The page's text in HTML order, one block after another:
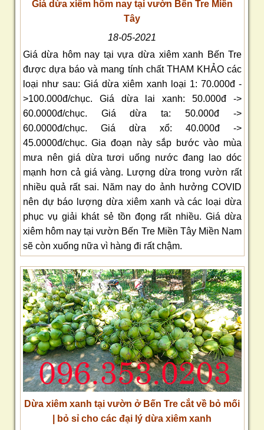
Giá dừa xiêm hôm nay tại vườn Bến Tre Miền
Tây
18-05-2021
Giá dừa hôm nay tại vựa dừa xiêm xanh Bến Tre
được dựa báo và mang tính chất THAM KHẢO các
loại như sau: Giá dừa xiêm xanh loại 1: 70.000đ -
>100.000đ/chục. Giá dừa lai xanh: 50.000đ ->
60.0000đ/chục. Giá dừa ta: 50.000đ ->
60.0000đ/chục. Giá dừa xổ: 40.000đ ->
45.0000đ/chục. Gia đoạn này sắp bước vào mùa
mưa nên giá dừa tươi uống nước đang lao dóc
mạnh hơn cả giá vàng. Lượng dừa trong vườn rất
nhiều quả rất sai. Năm nay do ảnh hưởng COVID
nên dự báo lượng dừa xiêm xanh và các loại dừa
phục vụ giải khát sẻ tồn đọng rất nhiều. Giá dừa
xiêm hôm nay tại vườn Bến Tre Miền Tây Miền Nam
sẽ còn xuống nữa vì hàng đi rất chậm.
Dừa xiêm xanh tại vườn ở Bến Tre cắt về bỏ mối
| bỏ sỉ cho các đại lý dừa xiêm xanh